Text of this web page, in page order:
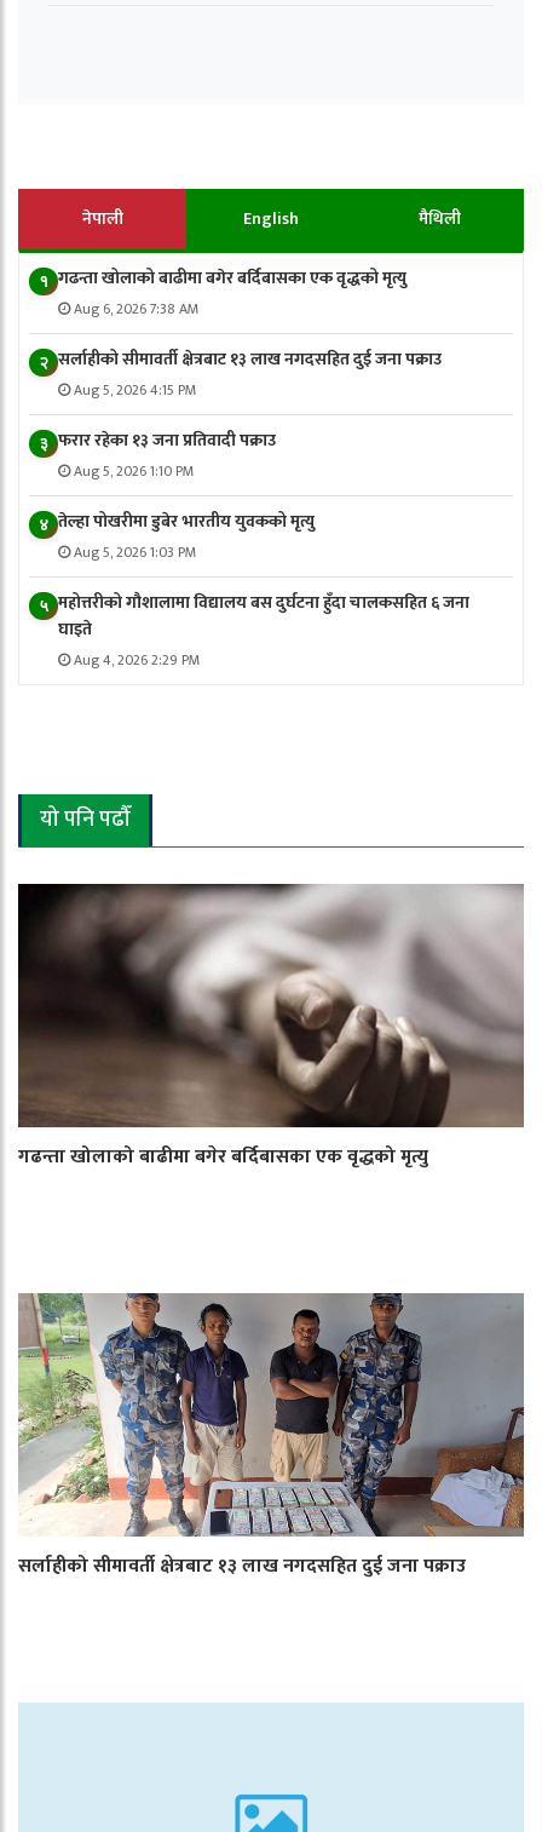
नेपाली English मैथिली
१ गढन्ता खोलाको बाढीमा बगेर बर्दिबासका एक वृद्धको मृत्यु
Aug 6, 2026 7:38 AM
२ सर्लाहीको सीमावर्ती क्षेत्रबाट १३ लाख नगदसहित दुई जना पक्राउ
Aug 5, 2026 4:15 PM
३ फरार रहेका १३ जना प्रतिवादी पक्राउ
Aug 5, 2026 1:10 PM
४ तेल्हा पोखरीमा डुबेर भारतीय युवकको मृत्यु
Aug 5, 2026 1:03 PM
५ महोत्तरीको गौशालामा विद्यालय बस दुर्घटना हुँदा चालकसहित ६ जना
घाइते
Aug 4, 2026 2:29 PM
यो पनि पढौँ
गढन्ता खोलाको बाढीमा बगेर बर्दिबासका एक वृद्धको मृत्यु
सर्लाहीको सीमावर्ती क्षेत्रबाट १३ लाख नगदसहित दुई जना पक्राउ